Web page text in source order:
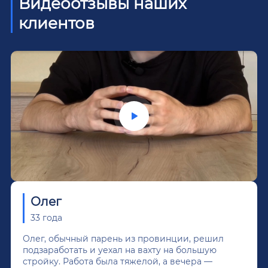
клиентов
Олег
33 года
Олег, обычный парень из провинции, решил
подзаработать и уехал на вахту на большую
стройку. Работа была тяжелой, а вечера —